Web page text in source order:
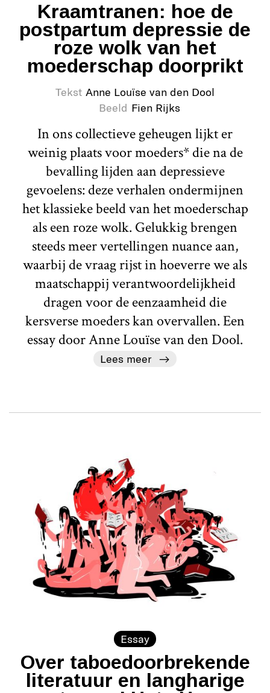
Kraamtranen: hoe de
postpartum depressie de
roze wolk van het
moederschap doorprikt
Tekst Anne Louïse van den Dool
Beeld Fien Rijks
In ons collectieve geheugen lijkt er
weinig plaats voor moeders* die na de
bevalling lijden aan depressieve
gevoelens: deze verhalen ondermijnen
het klassieke beeld van het moederschap
als een roze wolk. Gelukkig brengen
steeds meer vertellingen nuance aan,
waarbij de vraag rijst in hoeverre we als
maatschappij verantwoordelijkheid
dragen voor de eenzaamheid die
kersverse moeders kan overvallen. Een
essay door Anne Louïse van den Dool.
Lees meer
Essay
Over taboedoorbrekende
literatuur en langharige